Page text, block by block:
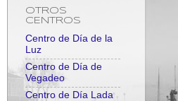
OTROS
CENTROS
Centro de Día de la
Luz
Centro de Día de
Vegadeo
Centro de Día Lada